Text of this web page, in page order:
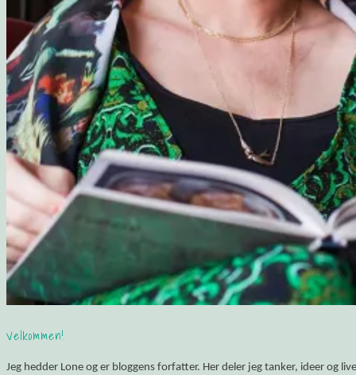
Velkommen!
Jeg hedder Lone og er bloggens forfatter. Her deler jeg tanker, ideer og